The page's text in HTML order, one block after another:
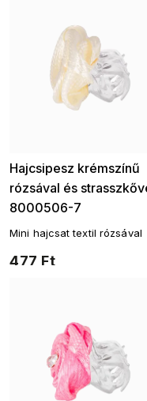
Hajcsipesz krémszínű
rózsával és
8000506-7
477 Ft
Mini hajcsat textil rózsával